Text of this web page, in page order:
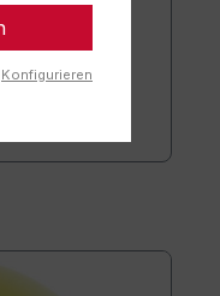
Konfigurieren